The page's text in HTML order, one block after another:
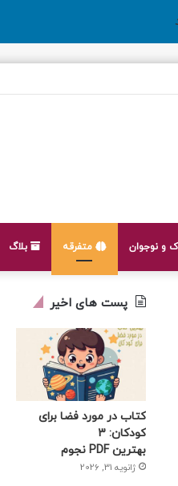
و نوجوان متفرقه بلاگ
پست های اخیر
کتاب در مورد فضا برای
کودکان: 3
بهترین PDF نجوم
ژانویه 31, 2026